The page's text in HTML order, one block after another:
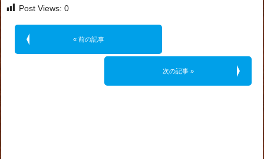
Post Views: 0
« 前の記事
次の記事 »